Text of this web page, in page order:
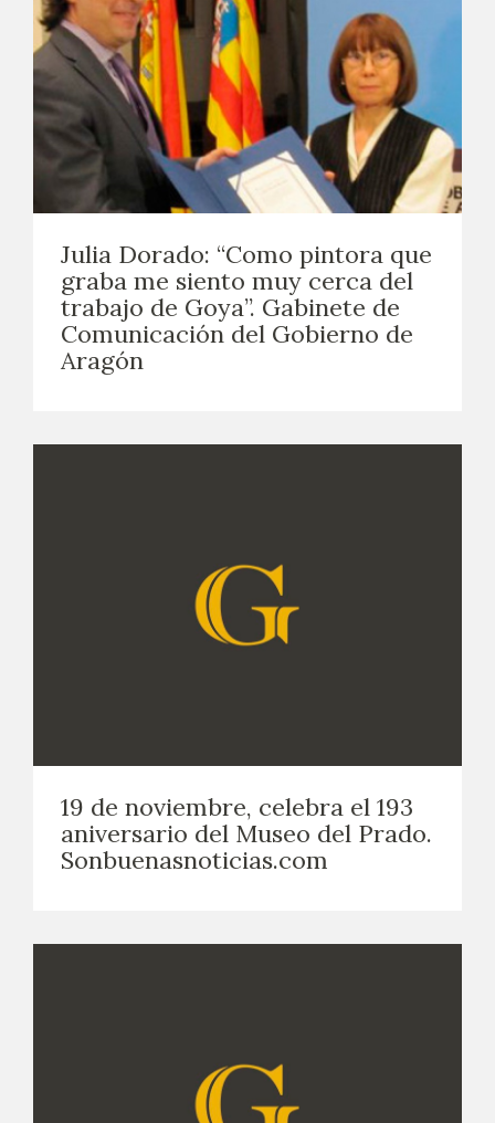
Julia Dorado: “Como pintora que
graba me siento muy cerca del
trabajo de Goya”. Gabinete de
Comunicación del Gobierno de
Aragón
19 de noviembre, celebra el 193
aniversario del Museo del Prado.
Sonbuenasnoticias.com